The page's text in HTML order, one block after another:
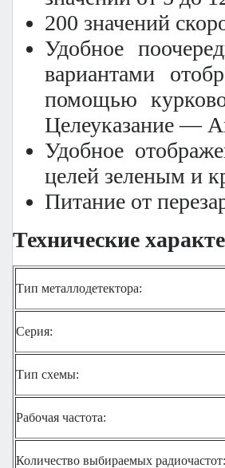
200 значений
Удобное
вариантами
помощью
Целеуказание —
Удобное
целей зеленым и
Питание от
Технические
Тип металлодетектора:
Серия:
Тип схемы:
Рабочая частота:
Количество выбираемых радиочастот: